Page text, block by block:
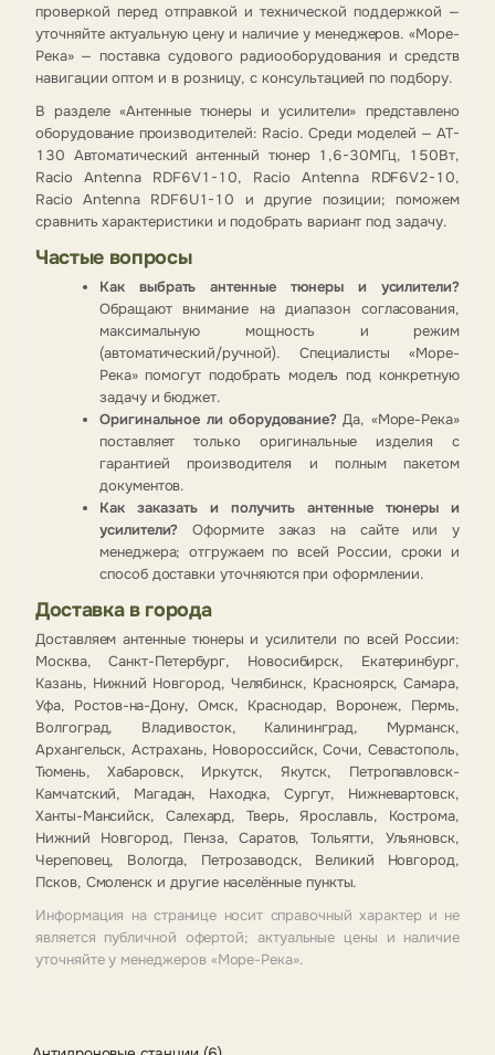
проверкой перед отправкой и технической поддержкой —
уточняйте актуальную цену и наличие у менеджеров. «Море-
Река» — поставка судового радиооборудования и средств
навигации оптом и в розницу, с консультацией по подбору.
В разделе «Антенные тюнеры и усилители» представлено
оборудование производителей: Racio. Среди моделей — AT-
130 Автоматический антенный тюнер 1,6-30МГц, 150Вт,
Racio Antenna RDF6V1-10, Racio Antenna RDF6V2-10,
Racio Antenna RDF6U1-10 и другие позиции; поможем
сравнить характеристики и подобрать вариант под задачу.
Частые вопросы
Как выбрать антенные тюнеры и усилители?
Обращают внимание на диапазон согласования,
максимальную мощность и режим
(автоматический/ручной). Специалисты «Море-
Река» помогут подобрать модель под конкретную
задачу и бюджет.
Оригинальное ли оборудование? Да, «Море-Река»
поставляет только оригинальные изделия с
гарантией производителя и полным пакетом
документов.
Как заказать и получить антенные тюнеры и
усилители? Оформите заказ на сайте или у
менеджера; отгружаем по всей России, сроки и
способ доставки уточняются при оформлении.
Доставка в города
Доставляем антенные тюнеры и усилители по всей России:
Москва, Санкт-Петербург, Новосибирск, Екатеринбург,
Казань, Нижний Новгород, Челябинск, Красноярск, Самара,
Уфа, Ростов-на-Дону, Омск, Краснодар, Воронеж, Пермь,
Волгоград, Владивосток, Калининград, Мурманск,
Архангельск, Астрахань, Новороссийск, Сочи, Севастополь,
Тюмень, Хабаровск, Иркутск, Якутск, Петропавловск-
Камчатский, Магадан, Находка, Сургут, Нижневартовск,
Ханты-Мансийск, Салехард, Тверь, Ярославль, Кострома,
Нижний Новгород, Пенза, Саратов, Тольятти, Ульяновск,
Череповец, Вологда, Петрозаводск, Великий Новгород,
Псков, Смоленск и другие населённые пункты.
Информация на странице носит справочный характер и не
является публичной офертой; актуальные цены и наличие
уточняйте у менеджеров «Море-Река».